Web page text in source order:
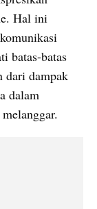
Hal ini
batas-batas
dari dampak
dalam